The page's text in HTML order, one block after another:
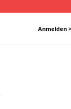
Anmelden >